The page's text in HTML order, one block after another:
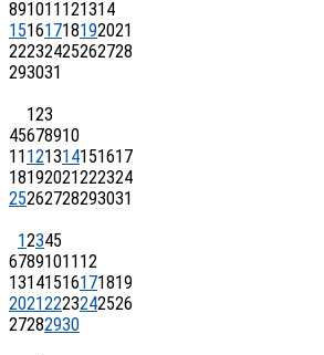
891011 121314
15161718192021
22232425262728
293031
123
45678910
11 121314151617
18192021222324
25262728293031
12345
67891011 12
13141516171819
20212223242526
27282930